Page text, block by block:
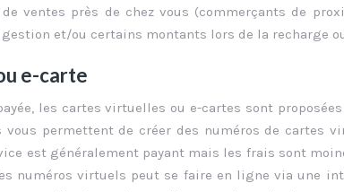
ventes près de chez vous (commerçants de
et/ou certains montants lors de la recharge
e-carte
les cartes virtuelles ou e-cartes sont
permettent de créer des numéros de cartes
est généralement payant mais les frais sont
numéros virtuels peut se faire en ligne via une